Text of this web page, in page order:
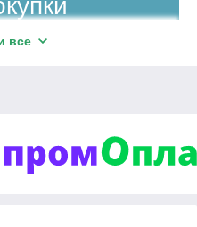
нашого інтернет
все